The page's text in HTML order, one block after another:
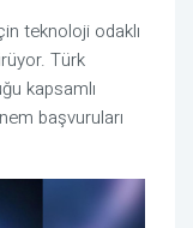
teknoloji odaklı
Türk
kapsamlı
başvuruları